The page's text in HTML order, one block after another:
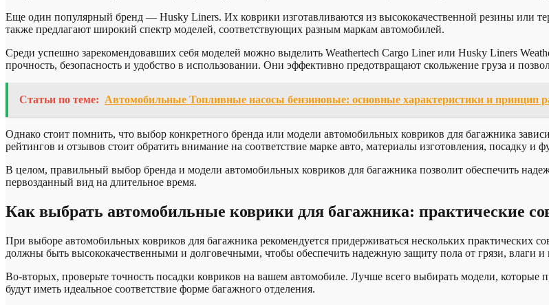
Еще один популярный бренд — Husky Liners. Их коврики изготавливаются из высококачественной резины или
также предлагают широкий спектр моделей, соответствующих разным маркам автомобилей.
Среди успешно зарекомендовавших себя моделей можно выделить Weathertech Cargo Liner или Husky Liners
прочность, безопасность и удобство в использовании. Они эффективно предотвращают скольжение груза и
Статьи по теме: Автомобильные Топливные насосы бензиновые: основные характеристики и принцип
Однако стоит помнить, что выбор конкретного бренда или модели автомобильных ковриков для багажника
рейтингов и отзывов стоит обратить внимание на соответствие марке авто, материалы изготовления, посадку и
В целом, правильный выбор бренда и модели автомобильных ковриков для багажника позволит обеспечить
первозданный вид на длительное время.
Как выбрать автомобильные коврики для багажника: практические
При выборе автомобильных ковриков для багажника рекомендуется придерживаться нескольких практических
должны быть высококачественными и долговечными, чтобы обеспечить надежную защиту пола от грязи, влаги
Во-вторых, проверьте точность посадки ковриков на вашем автомобиле. Лучше всего выбирать модели,
будут иметь идеальное соответствие форме багажного отделения.